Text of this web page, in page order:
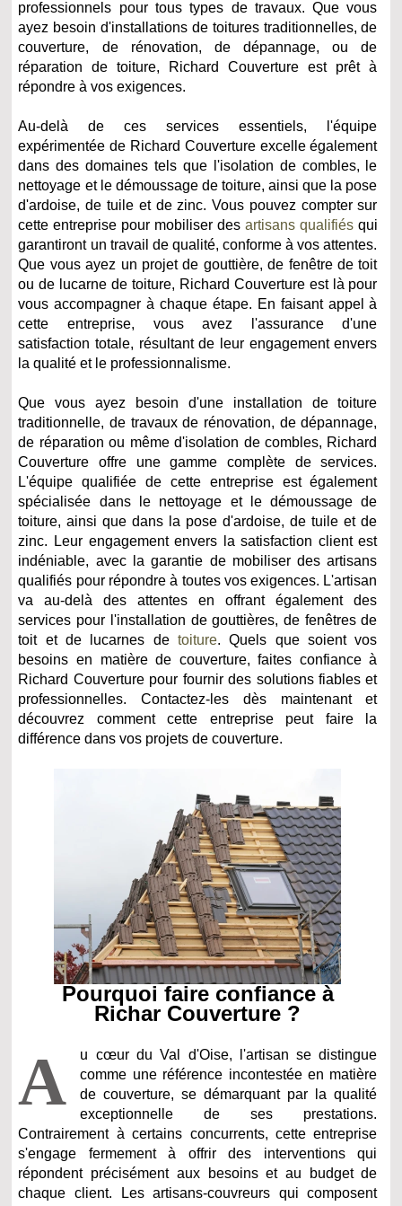
professionnels pour tous types de travaux. Que vous
ayez besoin d'installations de toitures traditionnelles, de
couverture, de rénovation, de dépannage, ou de
réparation de toiture, Richard Couverture est prêt à
répondre à vos exigences.
Au-delà de ces services essentiels, l'équipe
expérimentée de Richard Couverture excelle également
dans des domaines tels que l'isolation de combles, le
nettoyage et le démoussage de toiture, ainsi que la pose
d'ardoise, de tuile et de zinc. Vous pouvez compter sur
cette entreprise pour mobiliser des artisans qualifiésqui
garantiront un travail de qualité, conforme à vos attentes.
Que vous ayez un projet de gouttière, de fenêtre de toit
ou de lucarne de toiture, Richard Couverture est là pour
vous accompagner à chaque étape. En faisant appel à
cette entreprise, vous avez l'assurance d'une
satisfaction totale, résultant de leur engagement envers
la qualité et le professionnalisme.
Que vous ayez besoin d'une installation de toiture
traditionnelle, de travaux de rénovation, de dépannage,
de réparation ou même d'isolation de combles, Richard
Couverture offre une gamme complète de services.
L'équipe qualifiée de cette entreprise est également
spécialisée dans le nettoyage et le démoussage de
toiture, ainsi que dans la pose d'ardoise, de tuile et de
zinc. Leur engagement envers la satisfaction client est
indéniable, avec la garantie de mobiliser des artisans
qualifiés pour répondre à toutes vos exigences. L'artisan
va au-delà des attentes en offrant également des
services pour l'installation de gouttières, de fenêtres de
toit et de lucarnes detoiture. Quels que soient vos
besoins en matière de couverture, faites confiance à
Richard Couverture pour fournir des solutions fiables et
professionnelles. Contactez-les dès maintenant et
découvrez comment cette entreprise peut faire la
différence dans vos projets de couverture.
Pourquoi faire confiance à
Richar Couverture ?
A
u cœur du Val d'Oise, l'artisan se distingue
comme une référence incontestée en matière
de couverture, se démarquant par la qualité
exceptionnelle de ses prestations.
Contrairement à certains concurrents, cette entreprise
s'engage fermement à offrir des interventions qui
répondent précisément aux besoins et au budget de
chaque client. Les artisans-couvreurs qui composent